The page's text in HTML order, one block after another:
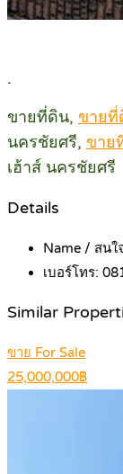
.
ขายที่ดิน, ขายที่
นครชัยศรี, ขาย
เฮ้าส์ นครชัยศรี
Details
Name / สน
เบอร์โทร:
Similar
ขาย For Sale
25,000,000฿